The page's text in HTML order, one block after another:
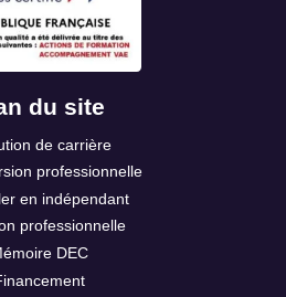
du site
de carrière
professionnelle
en indépendant
professionnelle
DEC